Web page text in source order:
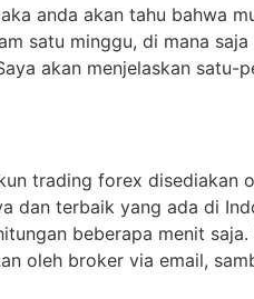
anda akan tahu bahwa
satu minggu, di mana
akan menjelaskan satu-
trading forex disediakan
terbaik yang ada di
beberapa menit
oleh broker via email,